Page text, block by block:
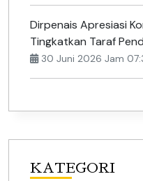
Dirpenais Apresiasi
Tingkatkan Taraf
30 Juni 2026 Jam
KATEGORI